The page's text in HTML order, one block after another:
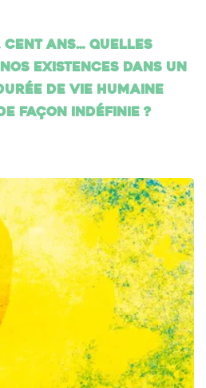
cent ans… Quelles
existences dans un
de vie humaine
façon indéfinie ?